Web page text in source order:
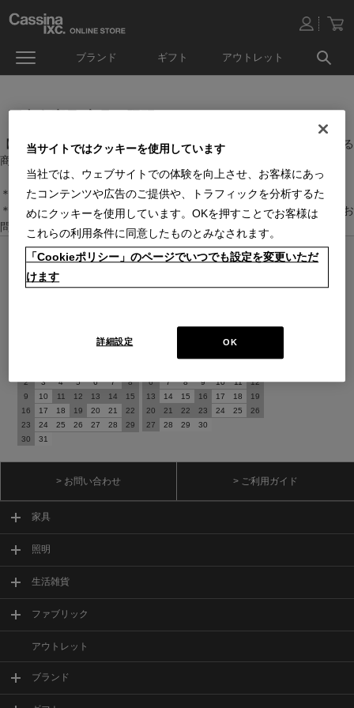
ブランド ギフト アウトレット
【家具・照明】のカテゴリーに属するなかで、日本国内に在庫している
商品です。
＊絞り込み機能で商品検索することができます。
＊全店舗で在庫を共有しておりますので、最新の在庫状況についてはお
問い合わせください。
オンラインストア 営業日カレンダー
■営業日休
2
3 4 5 6 7
8
9
10 11 12 13 14
15
16
17 18 19 20 21
22
23
24 25 26 27 28
29
30
31
6
7 8 9 10 11
12
13
14 15 16 17 18
19
20
21 22 23 24 25
26
27
28 29 30
> お問い合わせ > ご利用ガイド
家具
照明
生活雑貨
ファブリック
アウトレット
ブランド
当サイトではクッキーを使用しています
当社では、ウェブサイトでの体験を向上させ、お客様にあっ
たコンテンツや広告のご提供や、トラフィックを分析するた
めにクッキーを使用しています。OKを押すことでお客様は
これらの利用条件に同意したものとみなされます。
「Cookieポリシー」のページでいつでも設定を変更いただ
けます
OK
詳細設定